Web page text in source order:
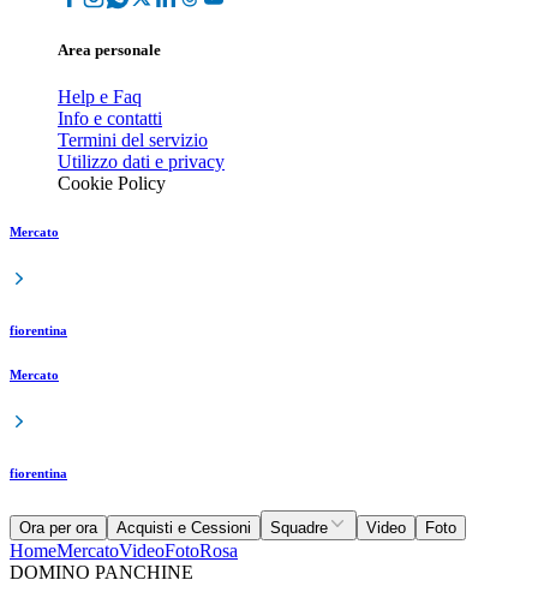
Area personale
Help e Faq
Info e contatti
Termini del servizio
Utilizzo dati e privacy
Cookie Policy
Mercato
fiorentina
Mercato
fiorentina
Ora per ora Acquisti e Cessioni Squadre Video Foto
HomeMercatoVideoFotoRosa
DOMINO PANCHINE